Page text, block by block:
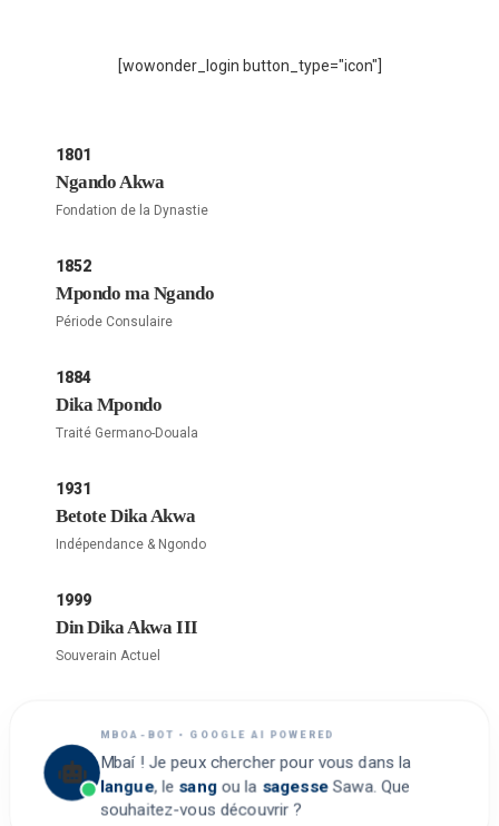
[wowonder_login button_type="icon"]
1801
Ngando Akwa
Fondation de la Dynastie
1852
Mpondo ma Ngando
Période Consulaire
1884
Dika Mpondo
Traité Germano-Douala
1931
Betote Dika Akwa
Indépendance & Ngondo
1999
Din Dika Akwa III
Souverain Actuel
MBOA-BOT • GOOGLE AI POWERED
Mbaí ! Je peux chercher pour vous dans la
langue, le sangou la sagesseSawa. Que
souhaitez-vous découvrir ?